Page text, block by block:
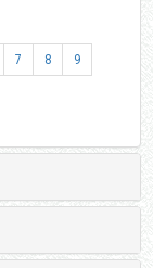
7 8 9